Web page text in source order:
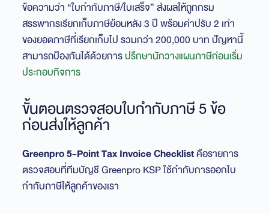
ข้อความว่า “ใบกำกับภาษี/ใบเสร็จ” ส่งผลให้ถูกกรม
สรรพากรเรียกเก็บภาษีย้อนหลัง 3 ปี พร้อมค่าปรับ 2 เท่า
ของยอดภาษีที่เรียกเก็บไป รวมกว่า 200,000 บาท ปัญหานี้
สามารถป้องกันได้ด้วยการปรึกษานักวางแผนภาษีก่อนเริ่ม
ประกอบกิจการ
ขั้นตอนตรวจสอบใบกำกับภาษี 5 ข้อ
ก่อนส่งให้ลูกค้า
Greenpro 5-Point Tax Invoice Checklistคือรายการ
ตรวจสอบที่ทีมบัญชี Greenpro KSP ใช้กำกับการออกใบ
กำกับภาษีให้ลูกค้าของเรา